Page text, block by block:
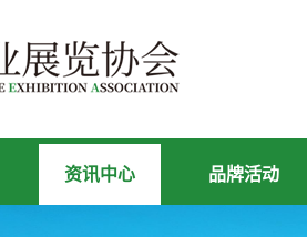
资讯中心 品牌活动